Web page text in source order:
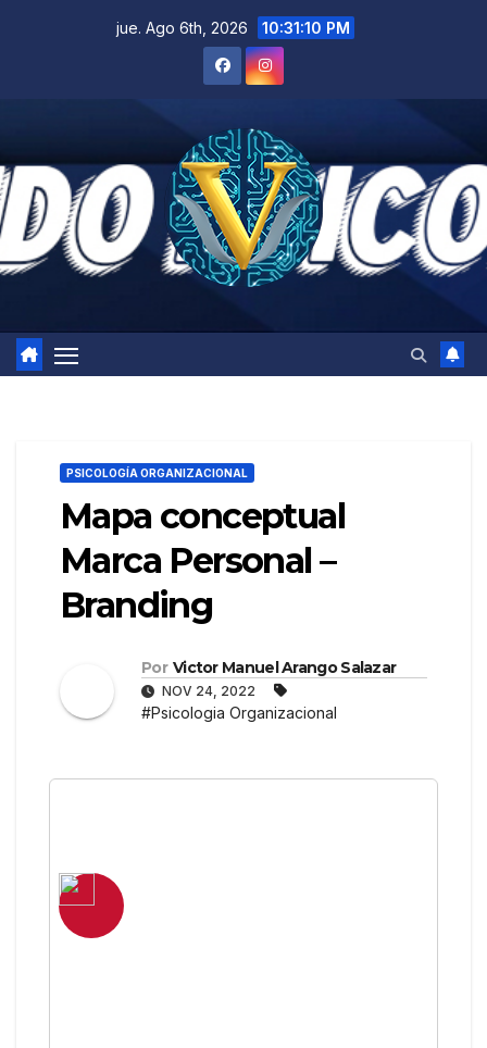
jue. Ago 6th, 2026 10:31:11 PM
PSICOLOGÍA ORGANIZACIONAL
Mapa conceptual
Marca Personal –
Branding
Por Victor Manuel Arango Salazar
NOV 24, 2022
#Psicologia Organizacional